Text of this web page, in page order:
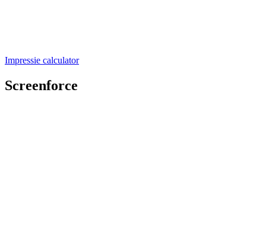
Impressie calculator
Screenforce